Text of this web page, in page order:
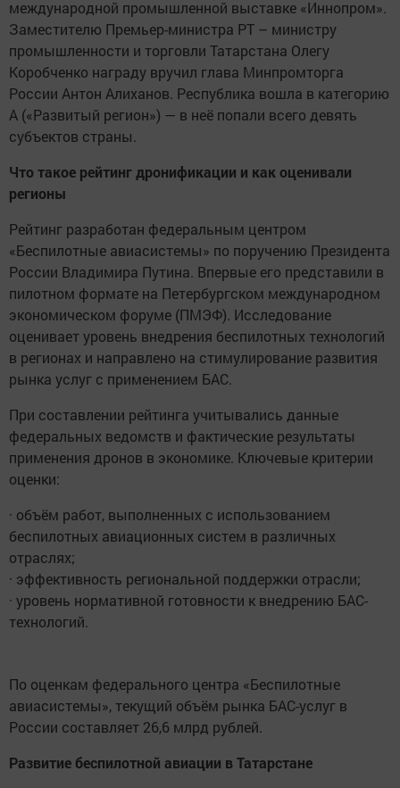
международной промышленной выставке «Иннопром».
Заместителю Премьер-министра РТ – министру
промышленности и торговли Татарстана Олегу
Коробченко награду вручил глава Минпромторга
России Антон Алиханов. Республика вошла в категорию
А («Развитый регион») — в неё попали всего девять
субъектов страны.
Что такое рейтинг дронификации и как оценивали
регионы
Рейтинг разработан федеральным центром
«Беспилотные авиасистемы» по поручению Президента
России Владимира Путина. Впервые его представили в
пилотном формате на Петербургском международном
экономическом форуме (ПМЭФ). Исследование
оценивает уровень внедрения беспилотных технологий
в регионах и направлено на стимулирование развития
рынка услуг с применением БАС.
При составлении рейтинга учитывались данные
федеральных ведомств и фактические результаты
применения дронов в экономике. Ключевые критерии
оценки:
· объём работ, выполненных с использованием
беспилотных авиационных систем в различных
отраслях;
· эффективность региональной поддержки отрасли;
· уровень нормативной готовности к внедрению БАС-
технологий.
По оценкам федерального центра «Беспилотные
авиасистемы», текущий объём рынка БАС-услуг в
России составляет 26,6 млрд рублей.
Развитие беспилотной авиации в Татарстане